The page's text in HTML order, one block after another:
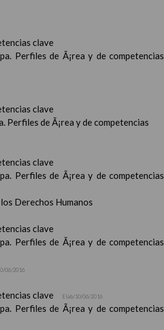
clave
Perfiles de Ã¡rea y de competencias
clave
Perfiles de Ã¡rea y de competencias
clave
Perfiles de Ã¡rea y de competencias
los Derechos Humanos
clave
Perfiles de Ã¡rea y de competencias
06/2016
clave Elab/10/06/2016
Perfiles de Ã¡rea y de competencias